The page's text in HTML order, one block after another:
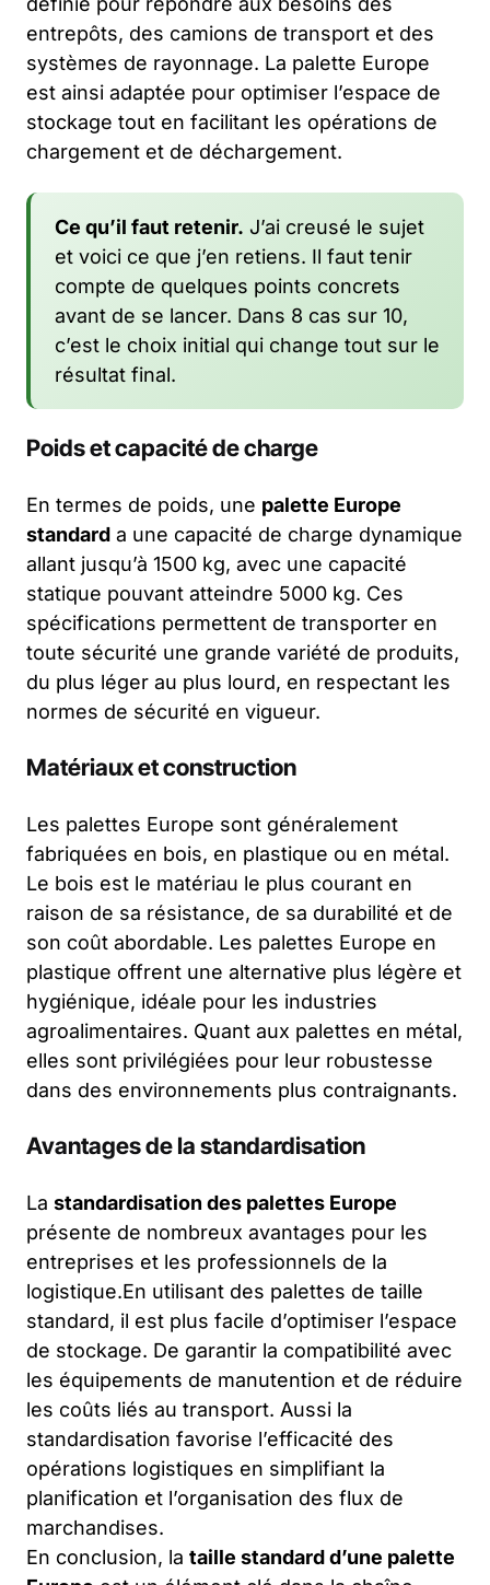
entrepôts, des camions de transport et des
systèmes de rayonnage. La palette Europe
est ainsi adaptée pour optimiser l’espace de
stockage tout en facilitant les opérations de
chargement et de déchargement.
Ce qu’il faut retenir. J’ai creusé le sujet
et voici ce que j’en retiens. Il faut tenir
compte de quelques points concrets
avant de se lancer. Dans 8 cas sur 10,
c’est le choix initial qui change tout sur le
résultat final.
Poids et capacité de charge
En termes de poids, une palette Europe
standard a une capacité de charge dynamique
allant jusqu’à 1500 kg, avec une capacité
statique pouvant atteindre 5000 kg. Ces
spécifications permettent de transporter en
toute sécurité une grande variété de produits,
du plus léger au plus lourd, en respectant les
normes de sécurité en vigueur.
Matériaux et construction
Les palettes Europe sont généralement
fabriquées en bois, en plastique ou en métal.
Le bois est le matériau le plus courant en
raison de sa résistance, de sa durabilité et de
son coût abordable. Les palettes Europe en
plastique offrent une alternative plus légère et
hygiénique, idéale pour les industries
agroalimentaires. Quant aux palettes en métal,
elles sont privilégiées pour leur robustesse
dans des environnements plus contraignants.
Avantages de la standardisation
La standardisation des palettes Europe
présente de nombreux avantages pour les
entreprises et les professionnels de la
logistique.En utilisant des palettes de taille
standard, il est plus facile d’optimiser l’espace
de stockage. De garantir la compatibilité avec
les équipements de manutention et de réduire
les coûts liés au transport. Aussi la
standardisation favorise l’efficacité des
opérations logistiques en simplifiant la
planification et l’organisation des flux de
marchandises.
En conclusion, la taille standard d’une palette